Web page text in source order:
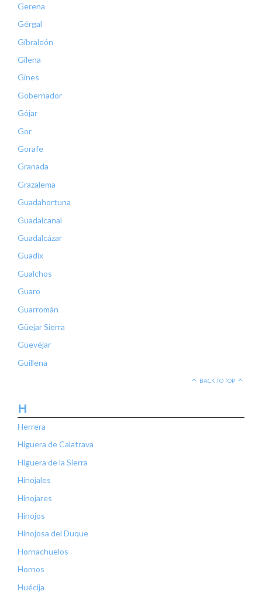
Gerena
Gérgal
Gibraleón
Gilena
Gines
Gobernador
Gójar
Gor
Gorafe
Granada
Grazalema
Guadahortuna
Guadalcanal
Guadalcázar
Guadix
Gualchos
Guaro
Guarromán
Güejar Sierra
Güevéjar
Guillena
BACK TO TOP
H
Herrera
Higuera de Calatrava
Higuera de la Sierra
Hinojales
Hinojares
Hinojos
Hinojosa del Duque
Hornachuelos
Hornos
Huécija